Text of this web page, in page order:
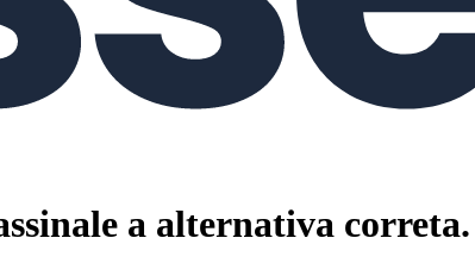
a alternativa correta.